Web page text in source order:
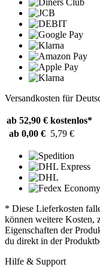
Versandkosten für
ab 52,90 € kostenlos*
ab 0,00 € 5,79 €
* Diese Lieferkosten
können weitere Kosten,
Eigenschaften der
du direkt in der
Hilfe & Support